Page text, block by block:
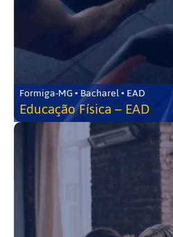
Formiga-MG • Bacharel • EAD
Educação Física – EAD